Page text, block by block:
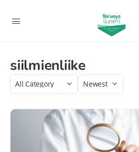
siilmienliike
Category
Sort